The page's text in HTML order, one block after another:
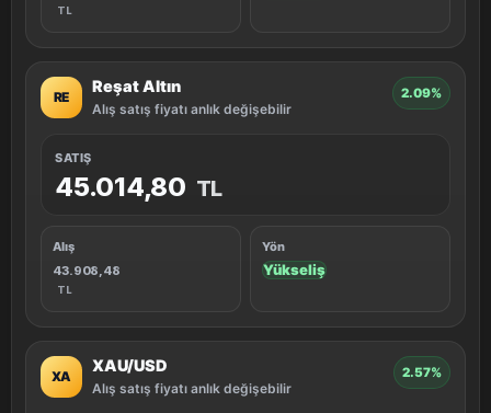
TL
RE
Reşat Altın
Alış satış fiyatı anlık değişebilir
2.09%
SATIŞ
45.014,80 TL
Alış
43.908,48
TL
Yön
Yükseliş
XA
XAU/USD
Alış satış fiyatı anlık değişebilir
2.57%